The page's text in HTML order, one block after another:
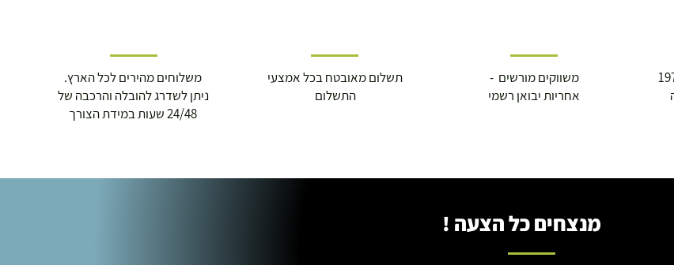
- רחוב שביל
משלוחים מהירים לכל הארץ.
ניתן לשדרג להובלה והרכבה של
24/48 שעות במידת הצורך
תשלום מאובטח בכל אמצעי
התשלום
משווקים מורשים -
אחריות יבואן רשמי
מנצחים כל הצעה !